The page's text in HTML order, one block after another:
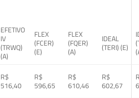
EFETIVO
IV
(TRWQ)
(A)
FLEX
(FCER)
(E)
FLEX
(FQER)
(A)
IDEAL
(TERI) (E)
R$
516,40
R$
596,65
R$
610,46
R$
602,67